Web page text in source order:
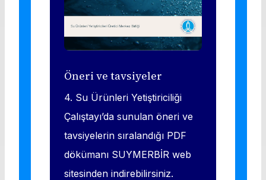
Öneri ve tavsiyeler
4. Su Ürünleri Yetiştiriciliği
Çalıştayı’da sunulan öneri ve
tavsiyelerin sıralandığı PDF
dökümanı SUYMERBİR web
sitesinden indirebilirsiniz.